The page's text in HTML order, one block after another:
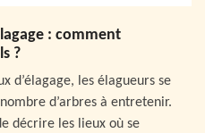
: comment
?
d’élagage, les élagueurs se
d’arbres à entretenir.
décrire les lieux où se